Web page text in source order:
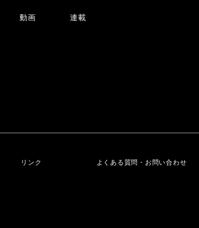
動画 連載
リンク よくある質問・お問い合わせ